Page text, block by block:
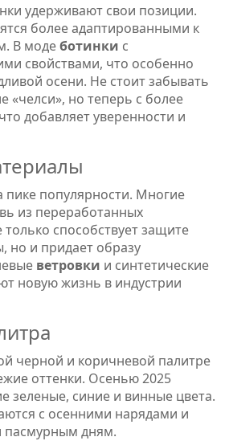
удерживают свои позиции.
более адаптированными к
В модеботинки с
свойствами, что особенно
осени. Не стоит забывать
«челси», но теперь с более
добавляет уверенности и
пике популярности. Многие
из переработанных
способствует защите
но и придает образу
ветровки и синтетические
новую жизнь в индустрии
черной и коричневой палитре
оттенки. Осенью 2025
зеленые, синие и винные цвета.
с осенними нарядами и
пасмурным дням.